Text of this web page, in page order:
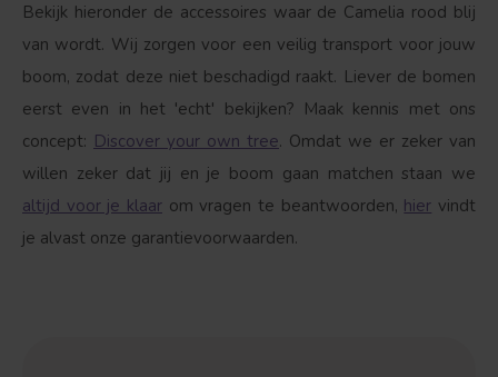
Bekijk hieronder de accessoires waar de Camelia rood blij
van wordt. Wij zorgen voor een veilig transport voor jouw
boom, zodat deze niet beschadigd raakt. Liever de bomen
eerst even in het 'echt' bekijken? Maak kennis met ons
concept: Discover your own tree. Omdat we er zeker van
willen zeker dat jij en je boom gaan matchen staan we
altijd voor je klaar om vragen te beantwoorden, hier vindt
je alvast onze garantievoorwaarden.